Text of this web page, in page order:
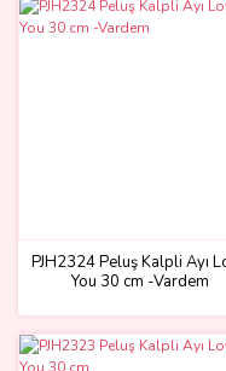
PJH2324 Peluş Kalpli Ayı
You 30 cm -Vardem